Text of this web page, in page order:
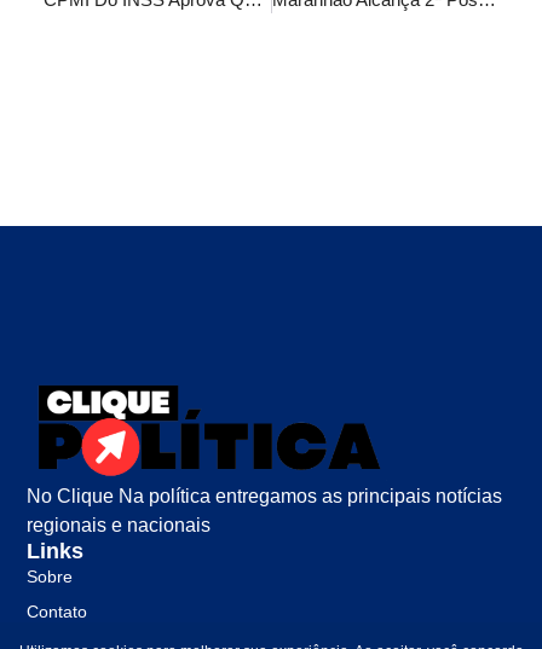
No Clique Na política entregamos as principais notícias
regionais e nacionais
Links
Sobre
Contato